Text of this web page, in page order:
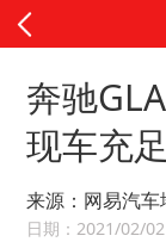
奔驰
现车充足
来源：网易汽车
日期：2021/02/